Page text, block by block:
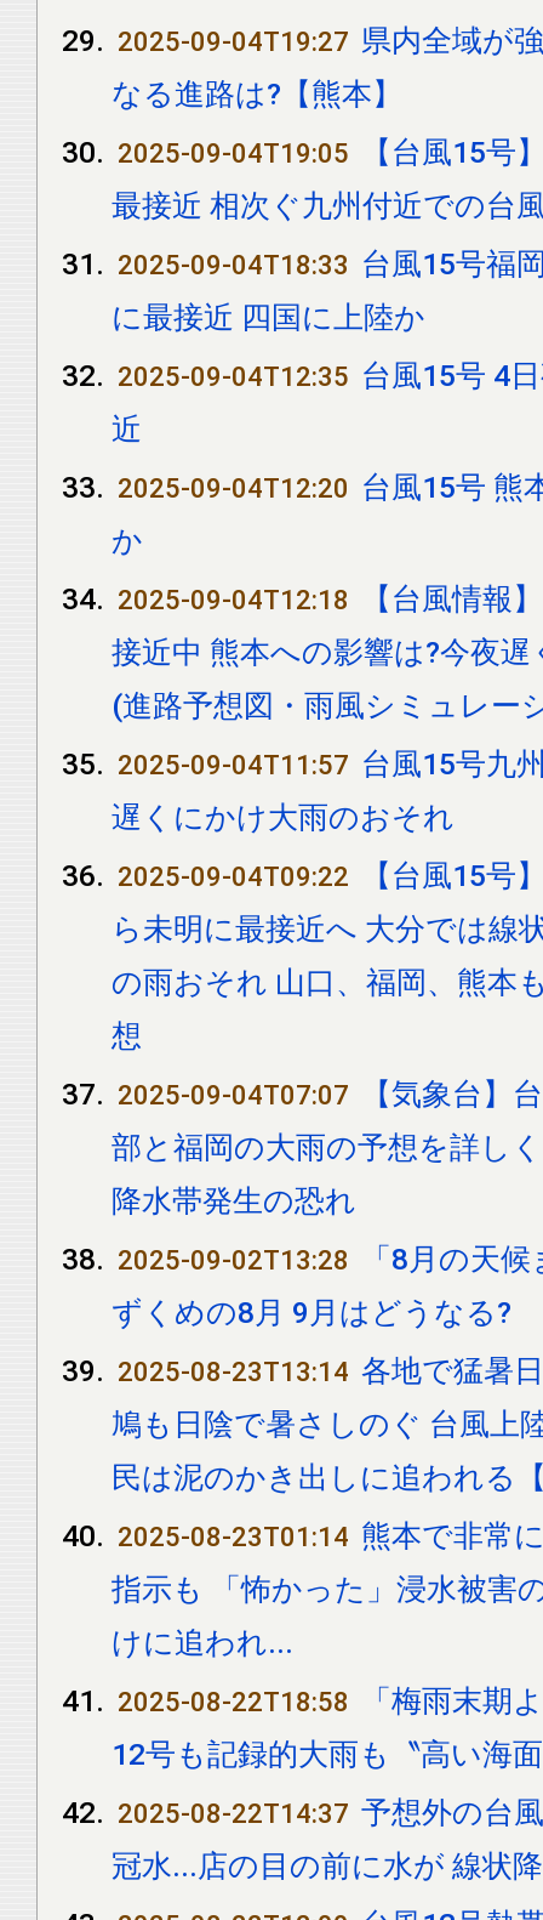
2025-09-04T19:27 県内全域が
なる進路は?【熊本】
2025-09-04T19:05
【台風15号
最接近 相次ぐ九州付近での台
2025-09-04T18:33 台風15号福
に最接近 四国に上陸か
2025-09-04T12:35 台風15号 4
近
2025-09-04T12:20 台風15号 熊
か
2025-09-04T12:18
【台風情報
接近中 熊本への影響は?今夜
(進路予想図・雨風シミュレー
2025-09-04T11:57 台風15号九
遅くにかけ大雨のおそれ
2025-09-04T09:22
【台風15号
ら未明に最接近へ 大分では線
の雨おそれ 山口、福岡、熊本
想
2025-09-04T07:07
【気象台】
部と福岡の大雨の予想を詳し
降水帯発生の恐れ
2025-09-02T13:28
「8月の天
ずくめの8月 9月はどうなる?
2025-08-23T13:14 各地で猛暑
鳩も日陰で暑さしのぐ 台風上
民は泥のかき出しに追われる
2025-08-23T01:14 熊本で非常
指示も 「怖かった」浸水被害
けに追われ...
2025-08-22T18:58
「梅雨末期
12号も記録的大雨も〝高い海
2025-08-22T14:37 予想外の台
冠水...店の目の前に水が 線状